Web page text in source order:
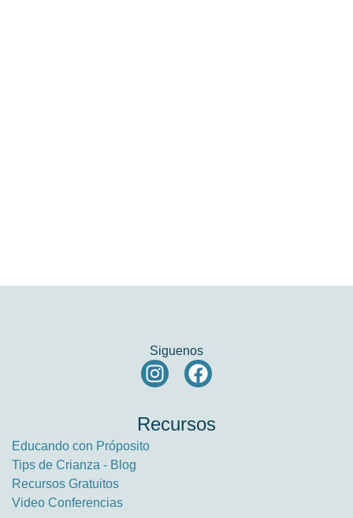
Siguenos
Recursos
Educando con Próposito
Tips de Crianza - Blog
Recursos Gratuitos
Video Conferencias